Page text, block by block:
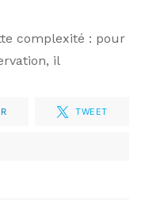
complexité : pour
il
TWEET